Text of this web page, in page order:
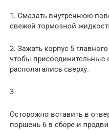
1. Смазать внутреннюю
свежей тормозной
2. Зажать корпус 5
чтобы присоединительные
располагались сверху.
3
Осторожно вставить в
поршень 6 в сборе и